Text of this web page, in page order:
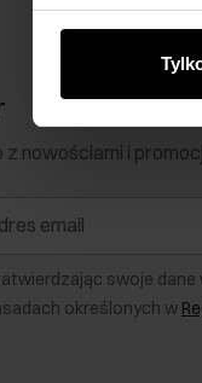
od Ciebie lub
z nowościami i
swoje
określonych w